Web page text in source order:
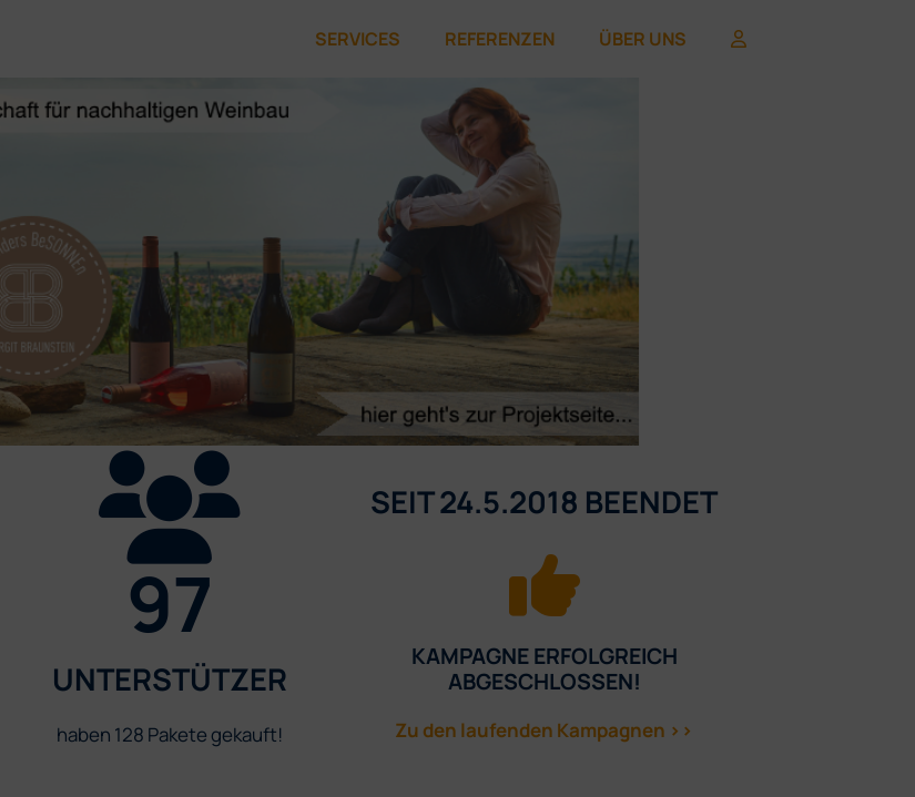
SERVICES REFERENZEN ÜBER UNS
SEIT 24.5.2018 BEENDET
KAMPAGNE ERFOLGREICH
ABGESCHLOSSEN!
Zu den laufenden Kampagnen >>
97
UNTERSTÜTZER
haben 128 Pakete gekauft!